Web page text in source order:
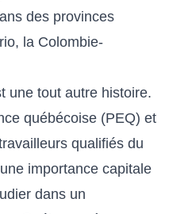
des provinces
la Colombie-
une tout autre histoire.
québécoise (PEQ) et
qualifiés du
importance capitale
dans un